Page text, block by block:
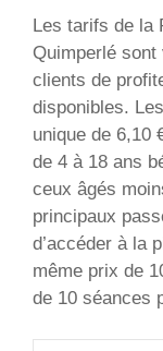
Les tarifs de la
Quimperlé
clients de
disponibles.
unique de 6,10
de 4 à 18 ans
ceux âgés
principaux
d’accéder à la
même prix de
de 10 séances